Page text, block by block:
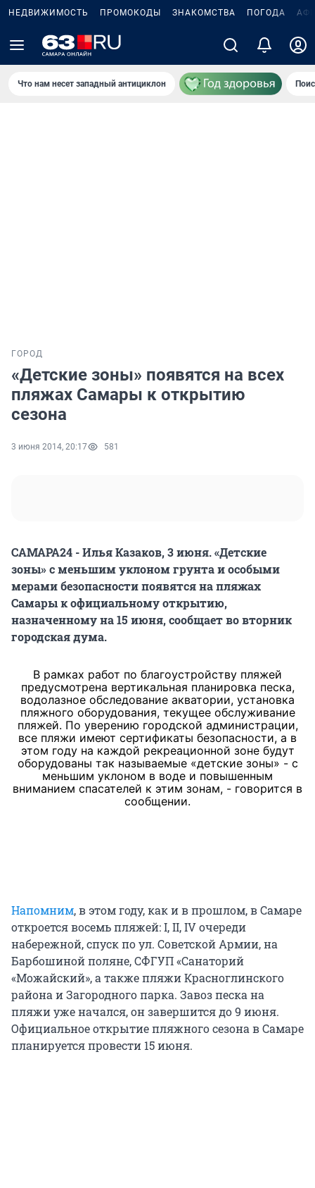
НЕДВИЖИМОСТЬ ПРОМОКОДЫ ЗНАКОМСТВА ПОГОДА
Что нам несет западный антициклон
ГОРОД
«Детские зоны» появятся на всех
пляжах Самары к открытию
сезона
3 июня 2014, 20:17 581
САМАРА24 - Илья Казаков, 3 июня. «Детские
зоны» с меньшим уклоном грунта и особыми
мерами безопасности появятся на пляжах
Самары к официальному открытию,
назначенному на 15 июня, сообщает во вторник
городская дума.
В рамках работ по благоустройству пляжей
предусмотрена вертикальная планировка песка,
водолазное обследование акватории, установка
пляжного оборудования, текущее обслуживание
пляжей. По уверению городской администрации,
все пляжи имеют сертификаты безопасности, а в
этом году на каждой рекреационной зоне будут
оборудованы так называемые «детские зоны» - с
меньшим уклоном в воде и повышенным
вниманием спасателей к этим зонам, - говорится в
сообщении.
Напомним, в этом году, как и в прошлом, в Самаре
откроется восемь пляжей: I, II, IV очереди
набережной, спуск по ул. Советской Армии, на
Барбошиной поляне, СФГУП «Санаторий
«Можайский», а также пляжи Красноглинского
района и Загородного парка. Завоз песка на
пляжи уже начался, он завершится до 9 июня.
Официальное открытие пляжного сезона в Самаре
планируется провести 15 июня.